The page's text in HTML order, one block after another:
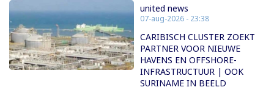
united news
07-aug-2026 - 23:38
CARIBISCH CLUSTER ZOEKT
PARTNER VOOR NIEUWE
HAVENS EN OFFSHORE-
INFRASTRUCTUUR | OOK
SURINAME IN BEELD